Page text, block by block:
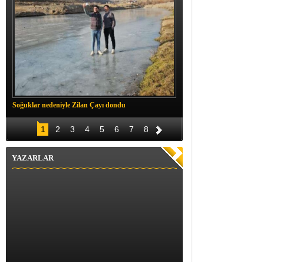
Soğuklar nedeniyle Zilan Çayı dondu
1 2 3 4 5 6 7 8
YAZARLAR